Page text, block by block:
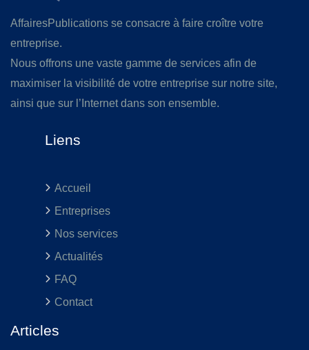
AffairesPublications se consacre à faire croître votre
entreprise.
Nous offrons une vaste gamme de services afin de
maximiser la visibilité de votre entreprise sur notre site,
ainsi que sur l’Internet dans son ensemble.
Liens
Accueil
Entreprises
Nos services
Actualités
FAQ
Contact
Articles